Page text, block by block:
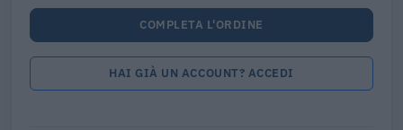
COMPLETA L'ORDINE
HAI GIÀ UN ACCOUNT? ACCEDI